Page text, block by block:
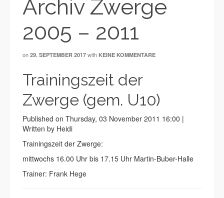
Archiv Zwerge
2005 – 2011
on 29. SEPTEMBER 2017 with KEINE KOMMENTARE
Trainingszeit der
Zwerge (gem. U10)
Published on Thursday, 03 November 2011 16:00 |
Written by Heidi
Trainingszeit der Zwerge:
mittwochs 16.00 Uhr bis 17.15 Uhr Martin-Buber-Halle
Trainer: Frank Hege